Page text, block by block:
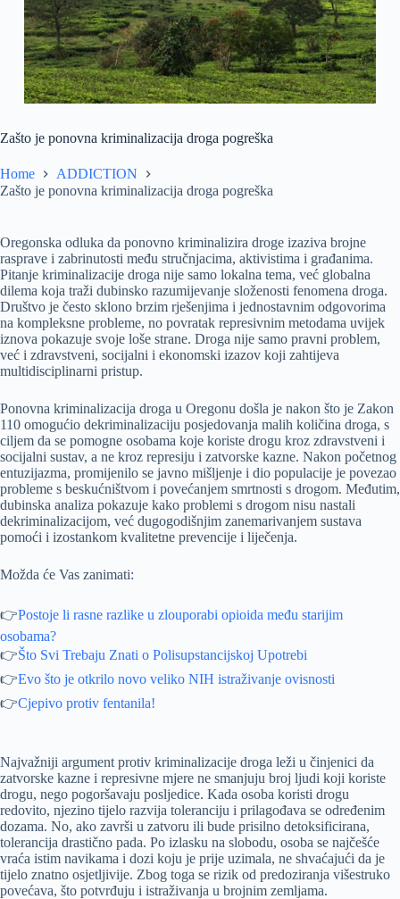
Zašto je ponovna kriminalizacija droga pogreška
Home
ADDICTION
Zašto je ponovna kriminalizacija droga pogreška
Oregonska odluka da ponovno kriminalizira droge izaziva brojne
rasprave i zabrinutosti među stručnjacima, aktivistima i građanima.
Pitanje kriminalizacije droga nije samo lokalna tema, već globalna
dilema koja traži dubinsko razumijevanje složenosti fenomena droga.
Društvo je često sklono brzim rješenjima i jednostavnim odgovorima
na kompleksne probleme, no povratak represivnim metodama uvijek
iznova pokazuje svoje loše strane. Droga nije samo pravni problem,
već i zdravstveni, socijalni i ekonomski izazov koji zahtijeva
multidisciplinarni pristup.
Ponovna kriminalizacija droga u Oregonu došla je nakon što je Zakon
110 omogućio dekriminalizaciju posjedovanja malih količina droga, s
ciljem da se pomogne osobama koje koriste drogu kroz zdravstveni i
socijalni sustav, a ne kroz represiju i zatvorske kazne. Nakon početnog
entuzijazma, promijenilo se javno mišljenje i dio populacije je povezao
probleme s beskućništvom i povećanjem smrtnosti s drogom. Međutim,
dubinska analiza pokazuje kako problemi s drogom nisu nastali
dekriminalizacijom, već dugogodišnjim zanemarivanjem sustava
pomoći i izostankom kvalitetne prevencije i liječenja.
Možda će Vas zanimati:
👉Postoje li rasne razlike u zlouporabi opioida među starijim
osobama?
👉Što Svi Trebaju Znati o Polisupstancijskoj Upotrebi
👉Evo što je otkrilo novo veliko NIH istraživanje ovisnosti
👉Cjepivo protiv fentanila!
Najvažniji argument protiv kriminalizacije droga leži u činjenici da
zatvorske kazne i represivne mjere ne smanjuju broj ljudi koji koriste
drogu, nego pogoršavaju posljedice. Kada osoba koristi drogu
redovito, njezino tijelo razvija toleranciju i prilagođava se određenim
dozama. No, ako završi u zatvoru ili bude prisilno detoksificirana,
tolerancija drastično pada. Po izlasku na slobodu, osoba se najčešće
vraća istim navikama i dozi koju je prije uzimala, ne shvaćajući da je
tijelo znatno osjetljivije. Zbog toga se rizik od predoziranja višestruko
povećava, što potvrđuju i istraživanja u brojnim zemljama.